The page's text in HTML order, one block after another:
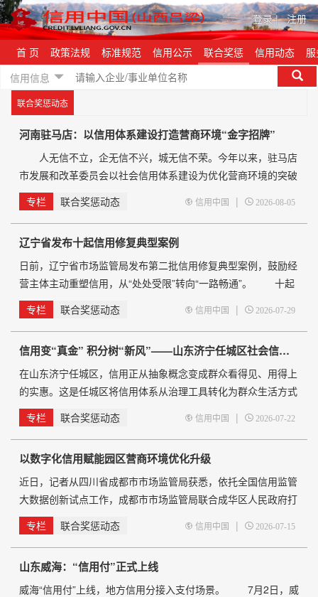
登录| 注册
首 页 政策法规 标准规范 信用公示 联合奖惩 信用动态
信用信息
联合奖惩动态
河南驻马店：以信用体系建设打造营商环境“金字招牌”
人无信不立，企无信不兴，城无信不荣。今年以来，驻马店
市发展和改革委员会以社会信用体系建设为优化营商环境的突破
口，对标国家城市信用监测新版指标，下沉县域调研、拓展信用
应用场景、完善信用修复机制，打造“信用+政务、信用+园区、
信用+金融、信用+民生”全链条服务体系，让守信企业得实惠、
失信主体受约束，持续释放民营经济发展活力，为全市产业提
质、项目落地注入信用动能。 5月9
专栏 联合奖惩动态 信用中国 | 2026-08-05
辽宁省发布十起信用修复典型案例
日前，辽宁省市场监管局发布第二批信用修复典型案例，鼓励经
营主体主动重塑信用，从“处处受限”转向“一路畅通”。 十起
案例均为市场监管部门帮助企业完成信用修复，分别是：沈阳法
库县某建筑公司因未报年报被列入经营异常名录，投标受阻，信
用修复后如期投标；沈阳铁西区某贸易中心因年报问题无法加
盟，补报后快速移出，顺利加盟；大连某农业科技公司因行政处
罚记录
专栏 联合奖惩动态 信用中国 | 2026-07-29
信用变“真金” 积分树“新风”——山东济宁任城区社会信用体系建设观察
在山东济宁任城区，信用正从抽象概念变成群众看得见、用得上
的实惠。这是任城区将信用体系从治理工具转化为群众生活方式
的基层探索。 金宇家居城一家店铺门口，“诚信示范商户”的
牌子格外醒目。“挂了这牌子，顾客更信得过，生意比原来好。”
店主笑着说。金城街道新华社区，居民张大妈用志愿服务攒的积
分兑换了一桶花生油，“这积分就是咱的&lsquo
专栏 联合奖惩动态 信用中国 | 2026-07-22
以数字化信用赋能园区营商环境优化升级
近日，记者从四川省成都市市场监管局获悉，依托全国信用监管
大数据创新试点工作，成都市市场监管局联合成华区人民政府打
造的全省首个园区信用监管大数据全景图近日在东郊记忆艺术区
启用。该举措实现信用大数据与园区治理、产业培育深度融合，
以数字化信用赋能产业转型升级，为园区数字化转型、优化营商
环境打造全新样板。 针对传统园区治理主体画像单一、信
息整合不全、人工研判精准度不足等痛点，成都市市场监管部门
专栏 联合奖惩动态 信用中国 | 2026-07-15
山东威海：“信用付”正式上线
威海“信用付”上线，地方信用分接入支付场景。 7月2日，威